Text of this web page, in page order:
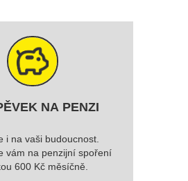
NA PENZI
i na vaši budoucnost.
vám na penzijní spoření
600 Kč měsíčně.